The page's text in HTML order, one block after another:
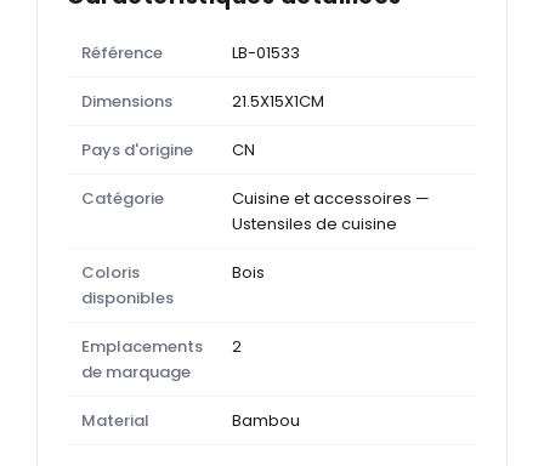
Référence LB-01533
Dimensions 21.5X15X1CM
Pays d'origine CN
Catégorie
Cuisine et accessoires —
Ustensiles de cuisine
Coloris
disponibles
Bois
Emplacements
de marquage
2
Material Bambou